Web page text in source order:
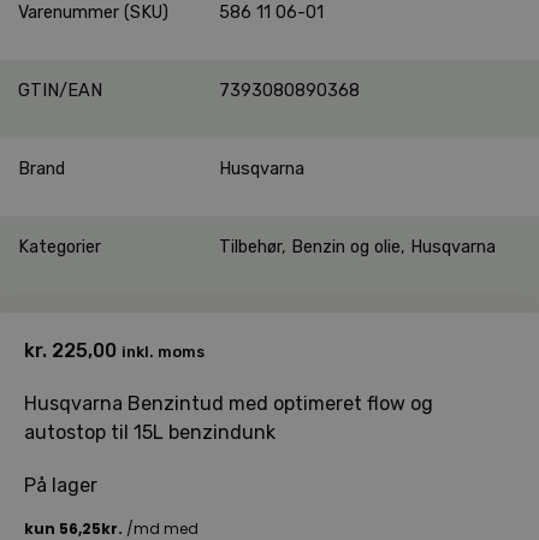
Varenummer (SKU) 586 11 06-01
GTIN/EAN 7393080890368
Brand Husqvarna
Kategorier Tilbehør, Benzin og olie, Husqvarna
kr. 225,00 inkl. moms
Husqvarna Benzintud med optimeret flow og
autostop til 15L benzindunk
På lager